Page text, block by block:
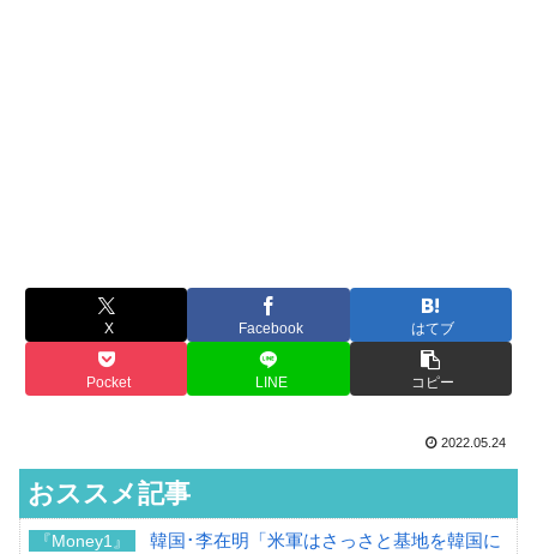
X Facebook はてブ
Pocket LINE コピー
2022.05.24
おススメ記事
『Money1』
韓国･李在明「米軍はさっさと基地を韓国に